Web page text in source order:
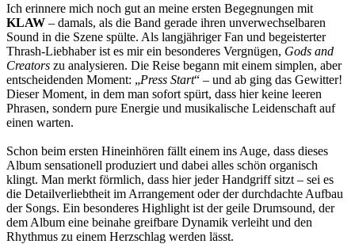
Ich erinnere mich noch gut an meine ersten Begegnungen mit
KLAW – damals, als die Band gerade ihren unverwechselbaren
Sound in die Szene spülte. Als langjähriger Fan und begeisterter
Thrash-Liebhaber ist es mir ein besonderes Vergnügen, Gods and
Creators zu analysieren. Die Reise begann mit einem simplen, aber
entscheidenden Moment: „Press Start“ – und ab ging das Gewitter!
Dieser Moment, in dem man sofort spürt, dass hier keine leeren
Phrasen, sondern pure Energie und musikalische Leidenschaft auf
einen warten.
Schon beim ersten Hineinhören fällt einem ins Auge, dass dieses
Album sensationell produziert und dabei alles schön organisch
klingt. Man merkt förmlich, dass hier jeder Handgriff sitzt – sei es
die Detailverliebtheit im Arrangement oder der durchdachte Aufbau
der Songs. Ein besonderes Highlight ist der geile Drumsound, der
dem Album eine beinahe greifbare Dynamik verleiht und den
Rhythmus zu einem Herzschlag werden lässt.